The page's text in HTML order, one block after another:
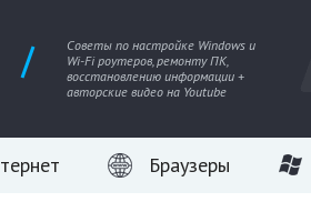
Советы по настройке Windows и
Wi-Fi роутеров, ремонту ПК,
восстановлению информации +
авторские видео на Youtube
Браузеры